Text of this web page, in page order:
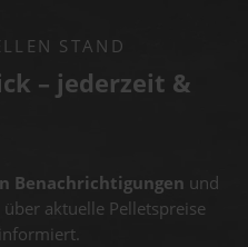
STAND
– jederzeit &
Benachrichtigungen und
aktuelle Pelletspreise